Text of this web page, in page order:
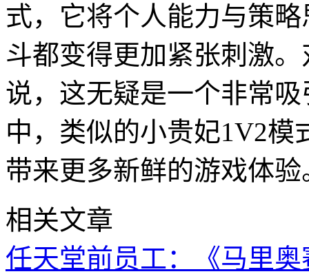
式，它将个人能力与策
斗都变得更加紧张刺激
说，这无疑是一个非常
中，类似的小贵妃1V2模
带来更多新鲜的游戏体验
相关文章
任天堂前员工：《马里